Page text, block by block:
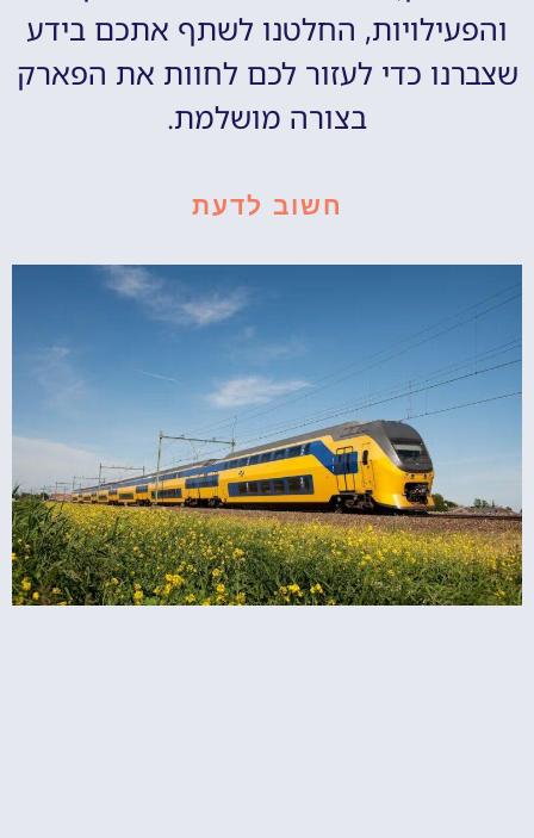
והפעילויות, החלטנו לשתף אתכם בידע
שצברנו כדי לעזור לכם לחוות את הפארק
בצורה מושלמת.
חשוב לדעת